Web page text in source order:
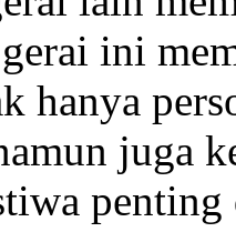
ini
hanya
juga